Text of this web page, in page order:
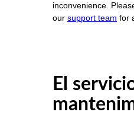
inconvenience.
our support team for
El